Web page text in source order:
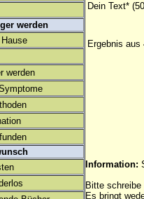
werden
werden
Dein Text*
Ergebnis aus
Information:
Bitte
Es bringt